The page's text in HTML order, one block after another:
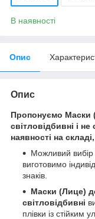
В наявності
Опис
Опис
Пропонуємо Маски
світловідбивні і
наявності на
Можливий вибір
виготовимо
знаків.
Маски (Лице)
світловідбивні
плівки із